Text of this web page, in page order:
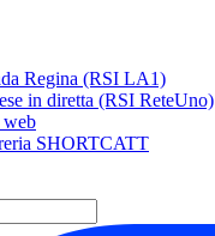
Regina (RSI LA1)
in diretta (RSI ReteUno)
SHORTCATT